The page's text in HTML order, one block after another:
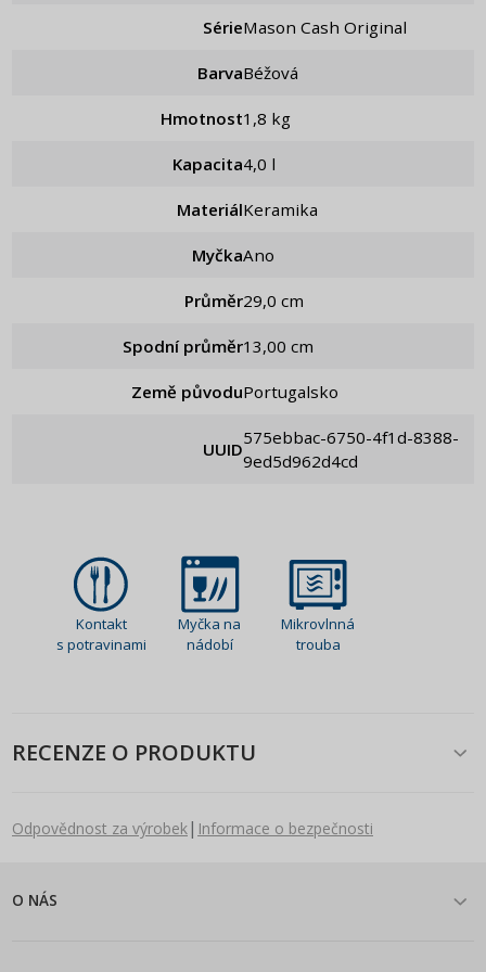
Série Mason Cash Original
Barva Béžová
Hmotnost 1,8 kg
Kapacita 4,0 l
Materiál Keramika
Myčka Ano
Průměr 29,0 cm
Spodní průměr 13,00 cm
Země původu Portugalsko
UUID
575ebbac-6750-4f1d-8388-
9ed5d962d4cd
Kontakt
s potravinami
Myčka na
nádobí
Mikrovlnná
trouba
RECENZE O PRODUKTU
Odpovědnost za výrobek| Informace o bezpečnosti
O NÁS